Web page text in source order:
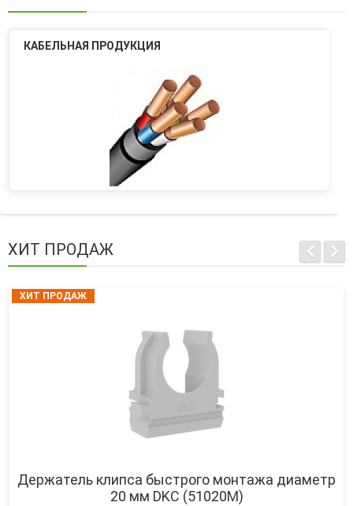
КАБЕЛЬНАЯ ПРОДУКЦИЯ
ХИТ ПРОДАЖ
ХИТ ПРОДАЖ
Держатель клипса быстрого монтажа диаметр
20 мм DKC (51020M)